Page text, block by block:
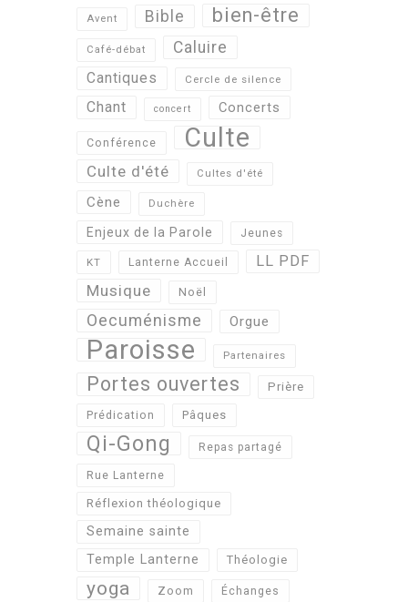
Avent Bible bien-être
Café-débat Caluire
Cantiques Cercle de silence
Chant concert Concerts
Conférence Culte
Culte d'été Cultes d'été
Cène Duchère
Enjeux de la Parole Jeunes
KT Lanterne Accueil LL PDF
Musique Noël
Oecuménisme Orgue
Paroisse Partenaires
Portes ouvertes Prière
Prédication Pâques
Qi-Gong Repas partagé
Rue Lanterne
Réflexion théologique
Semaine sainte
Temple Lanterne
Théologie
yoga Zoom Échanges